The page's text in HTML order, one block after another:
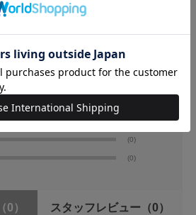
レビュー件数：0件
(0)
(0)
(0)
（0） スタッフレビュー （0）